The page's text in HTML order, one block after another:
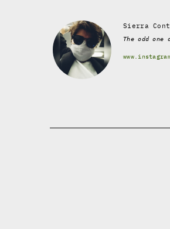
Sierra
The odd